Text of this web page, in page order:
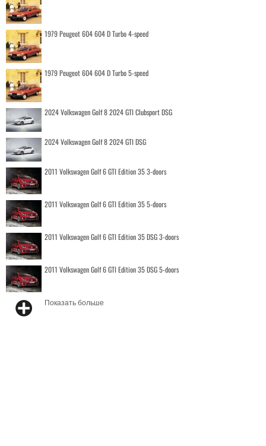
1979 Peugeot 604 604 D Turbo 4-speed
1979 Peugeot 604 604 D Turbo 5-speed
2024 Volkswagen Golf 8 2024 GTI Clubsport DSG
2024 Volkswagen Golf 8 2024 GTI DSG
2011 Volkswagen Golf 6 GTI Edition 35 3-doors
2011 Volkswagen Golf 6 GTI Edition 35 5-doors
2011 Volkswagen Golf 6 GTI Edition 35 DSG 3-doors
2011 Volkswagen Golf 6 GTI Edition 35 DSG 5-doors
Показать больше